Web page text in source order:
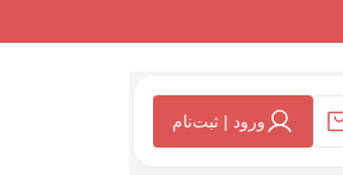
ورود | ثبت‌نام